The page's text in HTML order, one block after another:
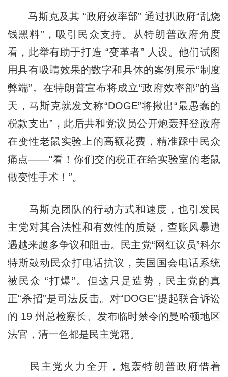
马斯克及其 “政府效率部” 通过扒政府“乱烧
钱黑料”，吸引民众支持。从特朗普政府角度
看，此举有助于打造 “变革者” 人设。他们试图
用具有吸睛效果的数字和具体的案例展示“制度
弊端”。在特朗普宣布将成立“政府效率部”的当
天，马斯克就发文称“DOGE”将揪出“最愚蠢的
税款支出”，此后共和党议员公开炮轰拜登政府
在变性老鼠实验上的高额花费，精准踩中民众
痛点——"看！你们交的税正在给实验室的老鼠
做变性手术！”。
马斯克团队的行动方式和速度，也引发民
主党对其合法性和有效性的质疑，查账风暴遭
遇越来越多争议和阻击。民主党“网红议员”科尔
特斯鼓动民众打电话抗议，美国国会电话系统
被民众 “打爆”。但这只是造势，民主党的真
正“杀招”是司法反击。对“DOGE”提起联合诉讼
的 19 州总检察长、发布临时禁令的曼哈顿地区
法官，清一色都是民主党籍。
民主党火力全开，炮轰特朗普政府借着